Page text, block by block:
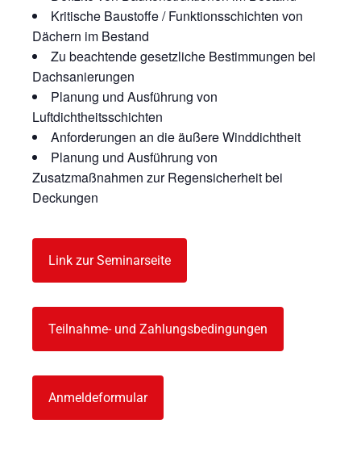
Kritische Baustoffe / Funktionsschichten von
Dächern im Bestand
Zu beachtende gesetzliche Bestimmungen bei
Dachsanierungen
Planung und Ausführung von
Luftdichtheitsschichten
Anforderungen an die äußere Winddichtheit
Planung und Ausführung von
Zusatzmaßnahmen zur Regensicherheit bei
Deckungen
Link zur Seminarseite
Teilnahme- und Zahlungsbedingungen
Anmeldeformular